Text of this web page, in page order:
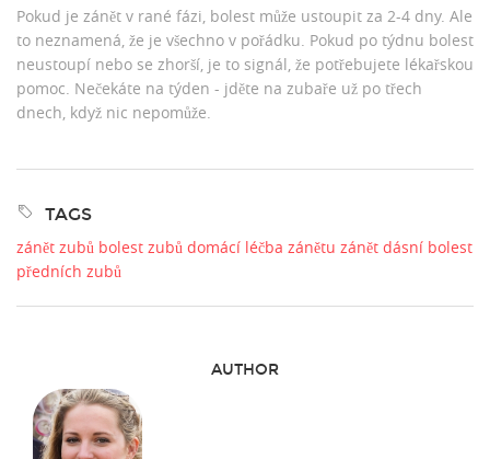
Pokud je zánět v rané fázi, bolest může ustoupit za 2-4 dny. Ale
to neznamená, že je všechno v pořádku. Pokud po týdnu bolest
neustoupí nebo se zhorší, je to signál, že potřebujete lékařskou
pomoc. Nečekáte na týden - jděte na zubaře už po třech
dnech, když nic nepomůže.
TAGS
zánět zubů bolest zubů domácí léčba zánětu zánět dásní bolest
předních zubů
AUTHOR